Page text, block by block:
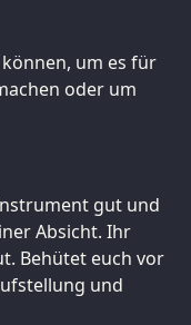
um es für
oder um
gut und
Absicht. Ihr
Behütet euch vor
und